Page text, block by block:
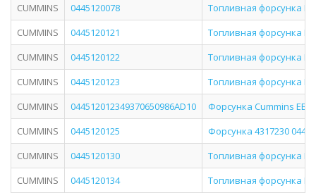
CUMMINS
0445120078
Топливная форсунка
CUMMINS
0445120121
Топливная форсунка
CUMMINS
0445120122
Топливная форсунка
CUMMINS
0445120123
Топливная форсунка
CUMMINS
044512012349370650986AD10
Форсунка Cummins
CUMMINS
0445120125
Форсунка 4317230
CUMMINS
0445120130
Топливная форсунка
CUMMINS
0445120134
Топливная форсунка